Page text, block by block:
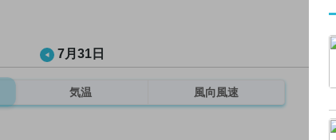
7月31日
気温 風向風速